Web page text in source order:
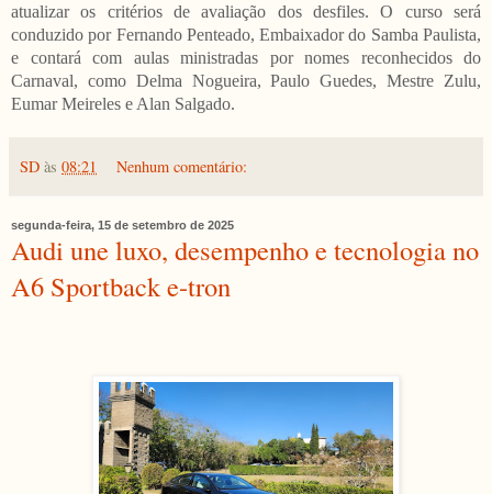
atualizar os critérios de avaliação dos desfiles. O curso será
conduzido por Fernando Penteado, Embaixador do Samba Paulista,
e contará com aulas ministradas por nomes reconhecidos do
Carnaval, como Delma Nogueira, Paulo Guedes, Mestre Zulu,
Eumar Meireles e Alan Salgado.
SD às 08:21 Nenhum comentário:
segunda-feira, 15 de setembro de 2025
Audi une luxo, desempenho e tecnologia no
A6 Sportback e-tron